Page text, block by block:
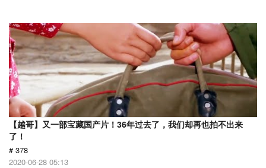
【越哥】又一部宝藏国产片！36年过去了，我们却再也拍不出来
了！
# 378
2020-06-28 05:13